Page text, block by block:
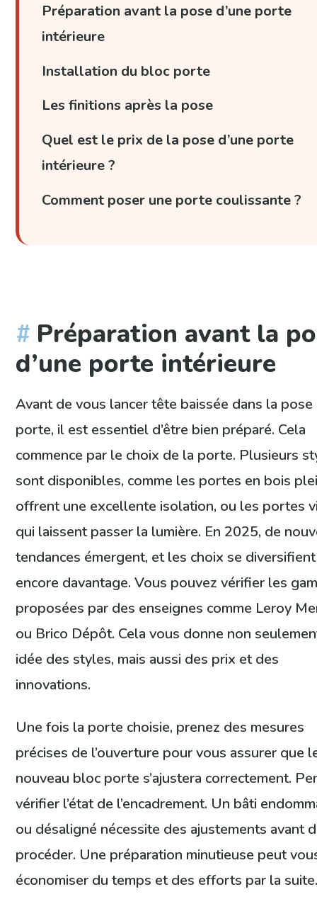
Préparation avant la pose d’une porte
intérieure
Installation du bloc porte
Les finitions après la pose
Quel est le prix de la pose d’une porte
intérieure ?
Comment poser une porte coulissante ?
Préparation avant la
d’une porte intérieure
Avant de vous lancer tête baissée dans la pose
porte, il est essentiel d’être bien préparé. Cela
commence par le choix de la porte. Plusieurs
sont disponibles, comme les portes en bois
offrent une excellente isolation, ou les portes
qui laissent passer la lumière. En 2025, de
tendances émergent, et les choix se diversifient
encore davantage. Vous pouvez vérifier les
proposées par des enseignes comme Leroy
ou Brico Dépôt. Cela vous donne non
idée des styles, mais aussi des prix et des
innovations.
Une fois la porte choisie, prenez des mesures
précises de l’ouverture pour vous assurer que
nouveau bloc porte s’ajustera correctement.
vérifier l’état de l’encadrement. Un bâti
ou désaligné nécessite des ajustements avant
procéder. Une préparation minutieuse peut
économiser du temps et des efforts par la